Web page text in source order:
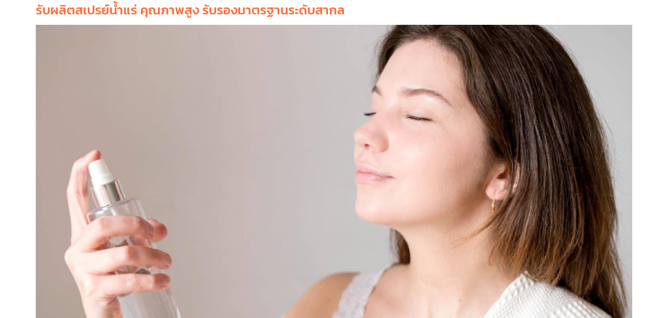
รับผลิตสเปรย์น้ำแร่ คุณภาพสูง รับรองมาตรฐานระดับสากล